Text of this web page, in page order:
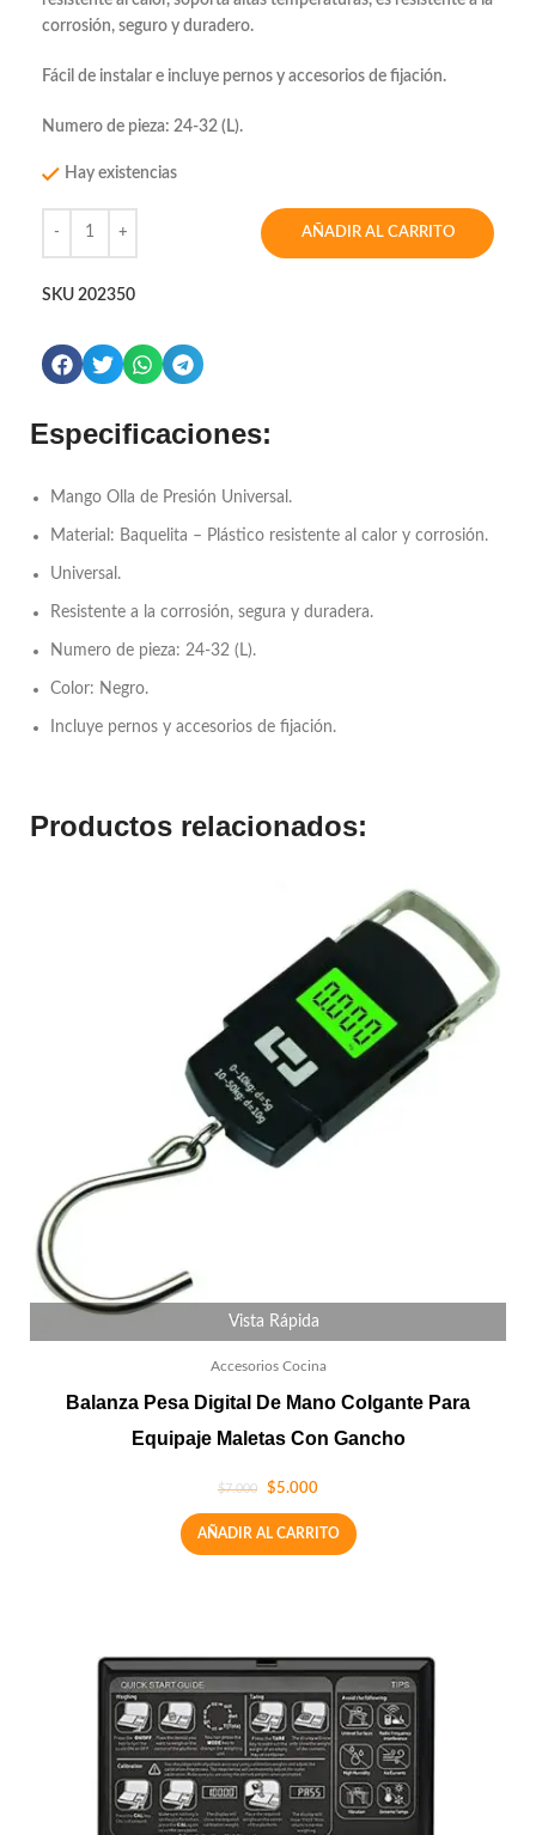
corrosión, seguro y duradero.
Fácil de instalar e incluye pernos y accesorios de fijación.
Numero de pieza: 24-32 (L).
Hay existencias
AÑADIR AL CARRITO
SKU 202350
Especificaciones:
Mango Olla de Presión Universal.
Material: Baquelita – Plástico resistente al calor y corrosión.
Universal.
Resistente a la corrosión, segura y duradera.
Numero de pieza: 24-32 (L).
Color: Negro.
Incluye pernos y accesorios de fijación.
Productos relacionados:
Vista Rápida
Accesorios Cocina
Balanza Pesa Digital De Mano Colgante Para
Equipaje Maletas Con Gancho
$7.000 $5.000
AÑADIR AL CARRITO